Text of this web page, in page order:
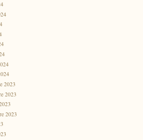
2023
2023
2023